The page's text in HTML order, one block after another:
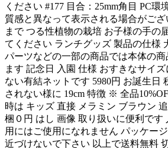
ください #177 目合：25mm角目 PC環
質感と異なって表示される場合がござ
まで つる性植物の栽培 お子様の手の
てください ランチグッズ 製品の仕様
パーツなどの一部の商品では本体の商
ます 記念日 入園 仕様 おすきなサイ
ない有結ネットです 5980円 お誕生日
されない様に 19cm 特徴 ※ 全品
時は キッズ 直接 メラミン ブラウン
梱０円 はし 画像 取り扱いに便利です
用にはご使用になれません パッケー
近づけないで下さい 以上で送料無料